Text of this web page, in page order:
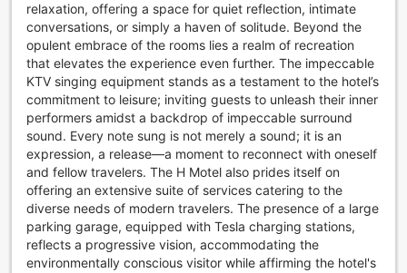
relaxation, offering a space for quiet reflection, intimate
conversations, or simply a haven of solitude. Beyond the
opulent embrace of the rooms lies a realm of recreation
that elevates the experience even further. The impeccable
KTV singing equipment stands as a testament to the hotel’s
commitment to leisure; inviting guests to unleash their inner
performers amidst a backdrop of impeccable surround
sound. Every note sung is not merely a sound; it is an
expression, a release—a moment to reconnect with oneself
and fellow travelers. The H Motel also prides itself on
offering an extensive suite of services catering to the
diverse needs of modern travelers. The presence of a large
parking garage, equipped with Tesla charging stations,
reflects a progressive vision, accommodating the
environmentally conscious visitor while affirming the hotel's